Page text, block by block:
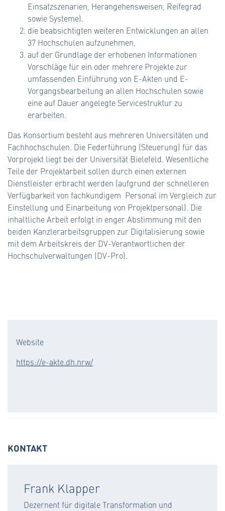
Einsatzszenarien, Herangehensweisen, Reifegrad
sowie Systeme).
die beabsichtigten weiteren Entwicklungen an allen
37 Hochschulen aufzu­nehmen,
auf der Grundlage der erhobenen Informationen
Vorschläge für ein oder mehrere Projekte zur
umfassenden Einführung von E-Akten und E-
Vorgangsbear­beitung an allen Hochschulen sowie
eine auf Dauer angelegte Servicestruktur zu
erarbeiten.
Das Konsortium besteht aus mehreren Universitäten und
Fachhochschulen. Die Fe­derführung (Steuerung) für das
Vorprojekt liegt bei der Universität Bielefeld. Wesent­liche
Teile der Projektarbeit sollen durch einen externen
Dienstleister erbracht wer­den (aufgrund der schnelleren
Verfügbarkeit von fachkundigem Personal im Ver­gleich zur
Einstellung und Einarbeitung von Projektpersonal). Die
inhaltliche Arbeit erfolgt in enger Abstimmung mit den
beiden Kanzlerarbeitsgruppen zur Digitalisierung sowie
mit dem Arbeitskreis der DV-Verantwortlichen der
Hochschulverwaltungen (DV-Pro).
Website
https://e-akte.dh.nrw/
KONTAKT
Frank Klapper
Dezernent für digitale Transformation und